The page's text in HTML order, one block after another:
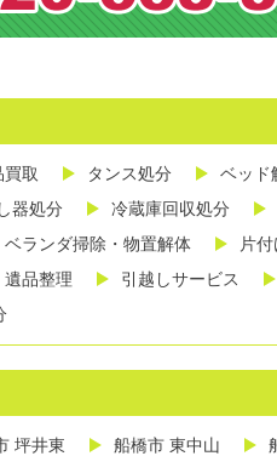
取 タンス処分
ベッド
器処分
冷蔵庫回収処分
ベランダ掃除・物置解体 片
遺品整理 引越しサービス
坪井東 船橋市 東中山